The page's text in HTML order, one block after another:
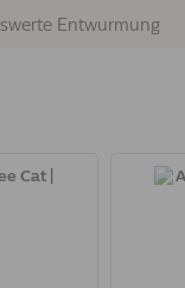
Entwurmung